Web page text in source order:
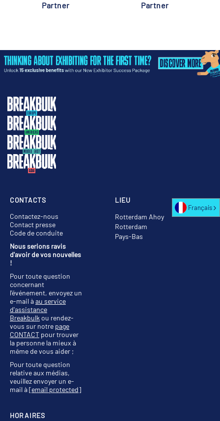
Partner
Partner
LIEU
Rotterdam Ahoy
Rotterdam
Pays-Bas
HORAIRES
CONTACTS
Contactez-nous
Contact presse
Code de conduite
Nous serions ravis
d'avoir de vos nouvelles
!
Pour toute question
concernant
l'événement, envoyez un
e-mail àau service
d'assistance
Breakbulk ou rendez-
vous sur notre page
CONTACT pour trouver
la personne la mieux à
même de vous aider ;
Pour toute question
relative aux médias,
veuillez envoyer un e-
mail à[email protected]
Français